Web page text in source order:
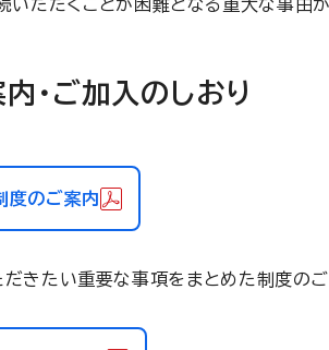
いただくことが困難となる重大な事由
・ご加入のしおり
度のご案内
きたい重要な事項をまとめた制度のご